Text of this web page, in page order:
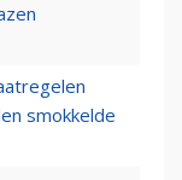
smokkelde